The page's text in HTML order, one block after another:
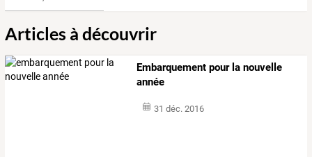
Articles à découvrir
Embarquement pour la nouvelle
année
31 déc. 2016